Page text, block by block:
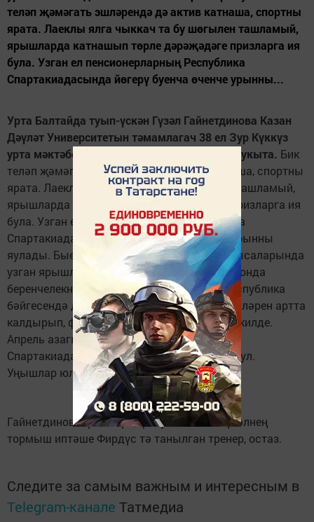
теләп җәмәгать эшләрендә дә актив катнаша, спортны
ярата. Лаеклы ялга чыккач та бу шөгылен ташламый,
ярышларда катнашып төрле дәрәҗәдәге призларга ия
була. Узган ел пенсионерларның Республика
Спартакиадасында йөгерү буенча өченче урынны...
Урта Балтайда туып-үскән Гүзәл Гайнетдинова Казан
Дәүләт Университетын тәмамлагач 38 ел Зур Күккүз
урта мәктәбенд ­рен укыта. Бик
теләп җәмәгать эшләрендә дә актив катнаша, спортны
ярата. Лаеклы ялга чыккач та бу шөгылен ташламый,
ярышларда катнашып төрле дәрәҗәдәге призларга ия
була. Узган ел пенсионерларның Республика
Спартакиадасында йөгерү буенча өченче урынны
яулады. Быел "Россия чаңгы юлы - 2013" кысаларында
узган ярышларда үз тиңнәре арасында районда
беренчелекне алды. 15 февральдә узган республика
бәйгесендә дә сынатмады - бик күп көндәшләрен артта
калдырып, финишка беренчеләрдән булып килде.
Апрель азагында узачак Республика
Спартакиадасында да сынатмаска исәп­ли ул.
Уңышлар юлдаш булсын сиңа, Гүзәл!
Гайнетдиновлар - спорт яратучы гаилә. Гүзәлнең
тормыш иптәше Фирдүс тә танылган тренер, остаз.
Следите за самым важным и интересным в
Telegram-канале Татмедиа